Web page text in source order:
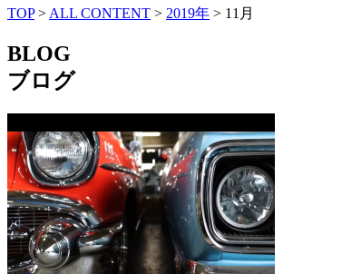
TOP> ALL CONTENT > 2019年 > 11月
BLOG
ブログ